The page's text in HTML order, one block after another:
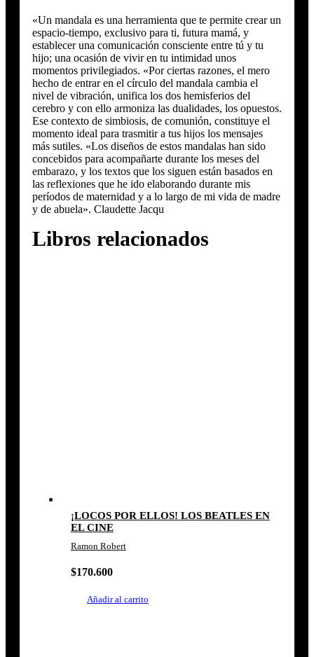
«Un mandala es una herramienta que te permite crear un
espacio-tiempo, exclusivo para ti, futura mamá, y
establecer una comunicación consciente entre tú y tu
hijo; una ocasión de vivir en tu intimidad unos
momentos privilegiados. «Por ciertas razones, el mero
hecho de entrar en el círculo del mandala cambia el
nivel de vibración, unifica los dos hemisferios del
cerebro y con ello armoniza las dualidades, los opuestos.
Ese contexto de simbiosis, de comunión, constituye el
momento ideal para trasmitir a tus hijos los mensajes
más sutiles. «Los diseños de estos mandalas han sido
concebidos para acompañarte durante los meses del
embarazo, y los textos que los siguen están basados en
las reflexiones que he ido elaborando durante mis
períodos de maternidad y a lo largo de mi vida de madre
y de abuela». Claudette Jacqu
Libros relacionados
¡LOCOS POR ELLOS! LOS BEATLES EN
EL CINE
Ramon Robert
$170.600
Añadir al carrito